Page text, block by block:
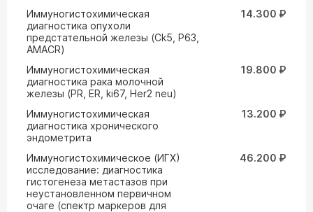
Иммуногистохимическая
диагностика опухоли
предстательной железы (Ck5, P63,
AMACR)
14.300 ₽
Иммуногистохимическая
диагностика рака молочной
железы (PR, ER, ki67, Her2 neu)
19.800 ₽
Иммуногистохимическая
диагностика хронического
эндометрита
13.200 ₽
Иммуногистохимическое (ИГХ)
исследование: диагностика
гистогенеза метастазов при
неустановленном первичном
очаге (спектр маркеров для
46.200 ₽